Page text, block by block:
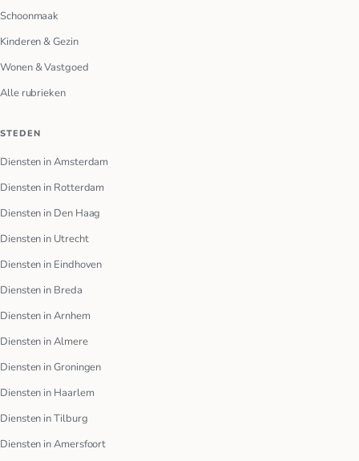
Schoonmaak
Kinderen & Gezin
Wonen & Vastgoed
Alle rubrieken
STEDEN
Diensten in Amsterdam
Diensten in Rotterdam
Diensten in Den Haag
Diensten in Utrecht
Diensten in Eindhoven
Diensten in Breda
Diensten in Arnhem
Diensten in Almere
Diensten in Groningen
Diensten in Haarlem
Diensten in Tilburg
Diensten in Amersfoort